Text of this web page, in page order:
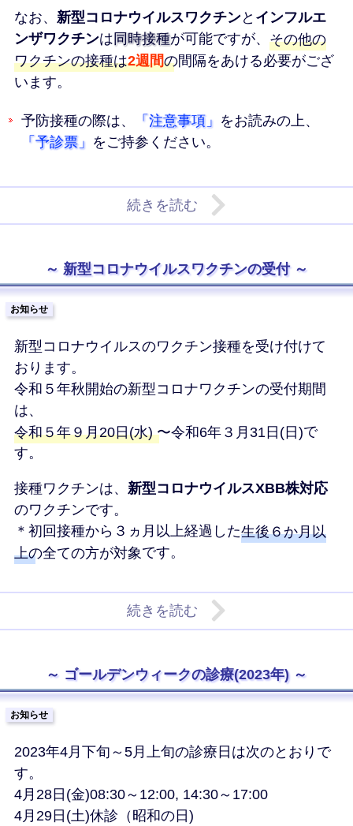
なお、 新型コロナウイルスワクチンと インフルエ
ンザワクチンは 同時接種が可能ですが、 その他の
ワクチンの接種は2週間の間隔をあける必要がござ
います。
予防接種の際は、 「注意事項」 をお読みの上、
「予診票」 をご持参ください。
続きを読む
新型コロナウイルスワクチンの受付
お知らせ
新型コロナウイルスのワクチン接種を受け付けて
おります。
令和５年秋開始の新型コロナワクチンの受付期間
は、
令和５年９月20日(水) 〜令和6年３月31日(日)で
す。
接種ワクチンは、 新型コロナウイルスXBB株対応
のワクチンです。
＊初回接種から３ヵ月以上経過した生後６か月以
上の全ての方が対象 です。
続きを読む
ゴールデンウィークの診療(2023年)
お知らせ
2023年4月下旬～5月上旬の診療日は次のとおりで
す。
4月28日(金)08:30～12:00, 14:30～17:00
4月29日(土)休診（昭和の日)